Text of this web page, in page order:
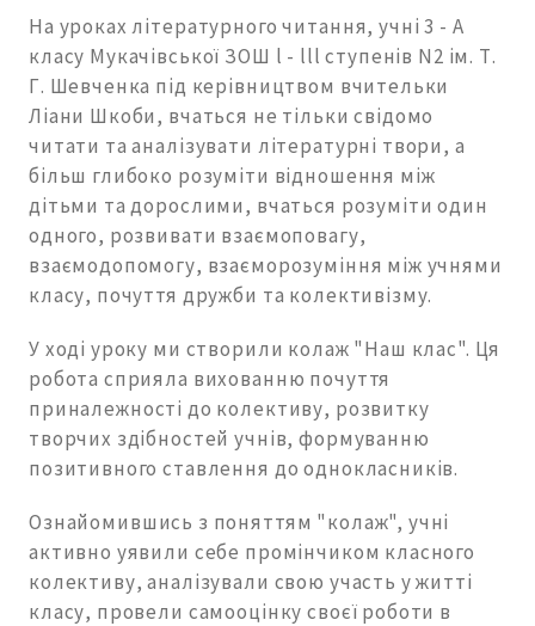
На уроках літературного читання, учні 3 - А
класу Мукачівської ЗОШ l - lll ступенів N2 ім. Т.
Г. Шевченка під керівництвом вчительки
Ліани Шкоби, вчаться не тільки свідомо
читати та аналізувати літературні твори, а
більш глибоко розуміти відношення між
дітьми та дорослими, вчаться розуміти один
одного, розвивати взаємоповагу,
взаємодопомогу, взаєморозуміння між учнями
класу, почуття дружби та колективізму.
У ході уроку ми створили колаж "Наш клас". Ця
робота сприяла вихованню почуття
приналежності до колективу, розвитку
творчих здібностей учнів, формуванню
позитивного ставлення до однокласників.
Ознайомившись з поняттям "колаж", учні
активно уявили себе промінчиком класного
колективу, аналізували свою участь у житті
класу, провели самооцінку своєї роботи в